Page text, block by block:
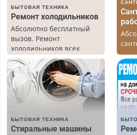
БЫТОВАЯ ТЕХНИКА
Ремонт холодильников
Абсолютно бесплатный
вызов. Ремонт
холодильников всех
марок на дому, с
гарантией. Все р-ны.
Срочно. Без выходных.
Пенсионерам – скидки до
40%. Мастер со стажем.
БЫТОВАЯ ТЕХНИКА
Стиральные машины